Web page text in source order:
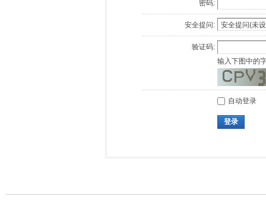
密码:
安全提问:
验证码:
输入下图中的
自动登录
登录